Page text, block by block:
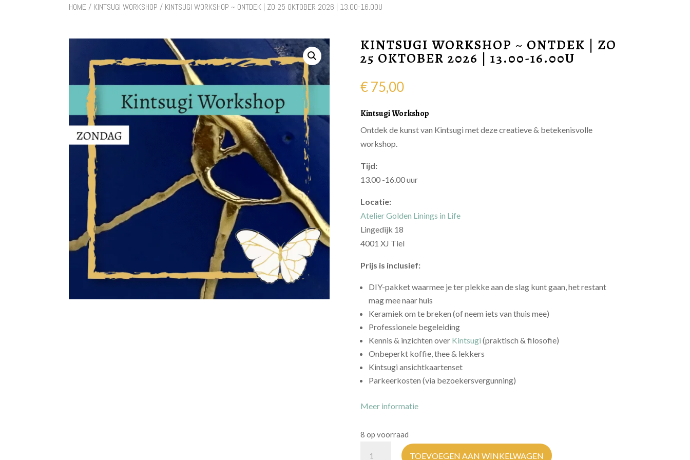
HOME / KINTSUGI WORKSHOP / KINTSUGI WORKSHOP ~ ONTDEK | ZO 25 OKTOBER 2026 | 13.00-16.00U
KINTSUGI WORKSHOP ~ ONTDEK | ZO
25 OKTOBER 2026 | 13.00-16.00U
€75,00
Kintsugi Workshop
Ontdek de kunst van Kintsugi met deze creatieve & betekenisvolle
workshop.
Tijd:
13.00 -16.00 uur
Locatie:
Atelier Golden Linings in Life
Lingedijk 18
4001 XJ Tiel
Prijs is inclusief:
DIY-pakket waarmee je ter plekke aan de slag kunt gaan, het restant
mag mee naar huis
Keramiek om te breken (of neem iets van thuis mee)
Professionele begeleiding
Kennis & inzichten over Kintsugi (praktisch & filosofie)
Onbeperkt koffie, thee & lekkers
Kintsugi ansichtkaartenset
Parkeerkosten (via bezoekersvergunning)
Meer informatie
8 op voorraad
TOEVOEGEN AAN WINKELWAGEN